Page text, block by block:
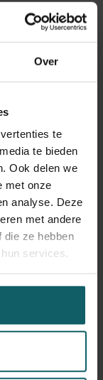
Over
te
te bieden
Ook delen we
met onze
analyse. Deze
met andere
die ze hebben
services.